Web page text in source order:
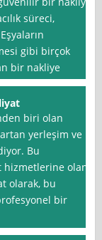
süreci,
gibi birçok
bir nakliye
biri olan
yerleşim ve
Bu
hizmetlerine olan
olarak, bu
bir